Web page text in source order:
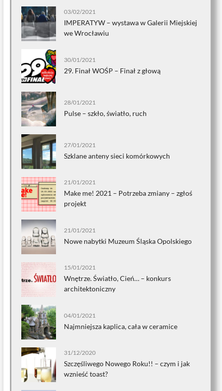
03/02/2021
IMPERATYW – wystawa w Galerii Miejskiej
we Wrocławiu
30/01/2021
29. Finał WOŚP – Finał z głową
28/01/2021
Pulse – szkło, światło, ruch
27/01/2021
Szklane anteny sieci komórkowych
21/01/2021
Make me! 2021 – Potrzeba zmiany – zgłoś
projekt
21/01/2021
Nowe nabytki Muzeum Śląska Opolskiego
15/01/2021
Wnętrze. Światło, Cień… – konkurs
architektoniczny
04/01/2021
Najmniejsza kaplica, cała w ceramice
31/12/2020
Szczęśliwego Nowego Roku!! – czym i jak
wznieść toast?